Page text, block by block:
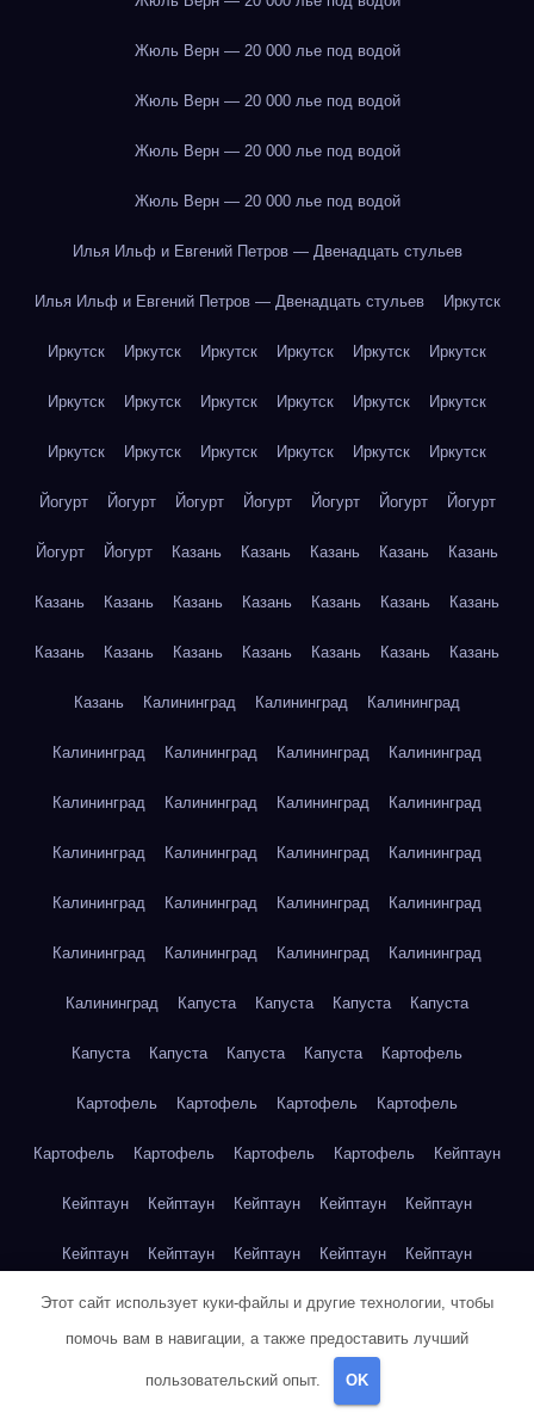
Жюль Верн — 20 000 лье под водой
Жюль Верн — 20 000 лье под водой
Жюль Верн — 20 000 лье под водой
Жюль Верн — 20 000 лье под водой
Илья Ильф и Евгений Петров — Двенадцать стульев
Илья Ильф и Евгений Петров — Двенадцать стульев Иркутск
Иркутск Иркутск Иркутск Иркутск Иркутск Иркутск
Иркутск Иркутск Иркутск Иркутск Иркутск Иркутск
Иркутск Иркутск Иркутск Иркутск Иркутск Иркутск
Йогурт Йогурт Йогурт Йогурт Йогурт Йогурт Йогурт
Йогурт Йогурт Казань Казань Казань Казань Казань
Казань Казань Казань Казань Казань Казань Казань
Казань Казань Казань Казань Казань Казань Казань
Казань Калининград Калининград Калининград
Калининград Калининград Калининград Калининград
Калининград Калининград Калининград Калининград
Калининград Калининград Калининград Калининград
Калининград Калининград Калининград Калининград
Калининград Калининград Калининград Калининград
Калининград Капуста Капуста Капуста Капуста
Капуста Капуста Капуста Капуста Картофель
Картофель Картофель Картофель Картофель
Картофель Картофель Картофель Картофель Кейптаун
Кейптаун Кейптаун Кейптаун Кейптаун Кейптаун
Кейптаун Кейптаун Кейптаун Кейптаун Кейптаун
Кейптаун Кейптаун Кейптаун Кейптаун Кейптаун
Кейптаун
Клубника
Этот сайт использует куки-файлы и другие технологии, чтобы
помочь вам в навигации, а также предоставить лучший
пользовательский опыт. OK